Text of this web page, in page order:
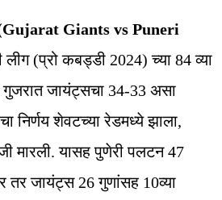
Giants vs Puneri
(प्रो कबड्डी 2024) च्या 84 व्या
गुजरात जायंट्सचा 34-33 असा
निर्णय शेवटच्या रेडमध्ये झाला,
मारली. यासह पुणेरी पलटन 47
तर जायंट्स 26 गुणांसह 10व्या